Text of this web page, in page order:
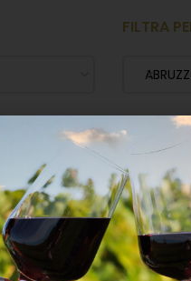
FILTRA